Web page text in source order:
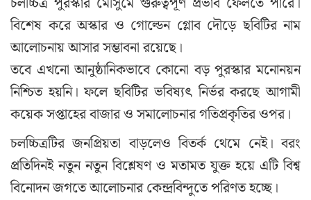
বিশেষ করে অস্কার ও গোল্ডেন গ্লোব দৌড়ে ছবিটির নাম
আলোচনায় আসার সম্ভাবনা রয়েছে।
তবে এখনো আনুষ্ঠানিকভাবে কোনো বড় পুরস্কার মনোনয়ন
নিশ্চিত হয়নি। ফলে ছবিটির ভবিষ্যৎ নির্ভর করছে আগামী
কয়েক সপ্তাহের বাজার ও সমালোচনার গতিপ্রকৃতির ওপর।
চলচ্চিত্রটির জনপ্রিয়তা বাড়লেও বিতর্ক থেমে নেই। বরং
প্রতিদিনই নতুন নতুন বিশ্লেষণ ও মতামত যুক্ত হয়ে এটি বিশ্ব
বিনোদন জগতে আলোচনার কেন্দ্রবিন্দুতে পরিণত হচ্ছে।